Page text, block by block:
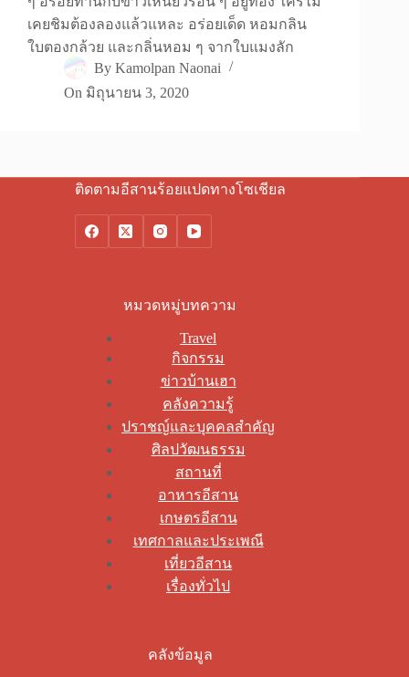
เคยชิมต้องลองแล้วแหละ อร่อยเด็ด หอมกลิน
ใบตองกล้วย และกลิ่นหอม ๆ จากใบแมงลัก
By Kamolpan Naonai
On มิถุนายน 3, 2020
ติดตามอีสานร้อยแปดทางโซเชียล
หมวดหมู่บทความ
Travel
กิจกรรม
ข่าวบ้านเฮา
คลังความรู้
ปราชญ์และบุคคลสำคัญ
ศิลปวัฒนธรรม
สถานที่
อาหารอีสาน
เกษตรอีสาน
เทศกาลและประเพณี
เที่ยวอีสาน
เรื่องทั่วไป
คลังข้อมูล